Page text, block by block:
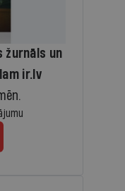
žurnāls un
ir.lv